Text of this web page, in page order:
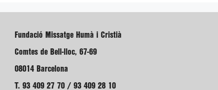
Fundació Missatge Humà i Cristià
Comtes de Bell-lloc, 67-69
08014 Barcelona
T. 93 409 27 70 / 93 409 28 10